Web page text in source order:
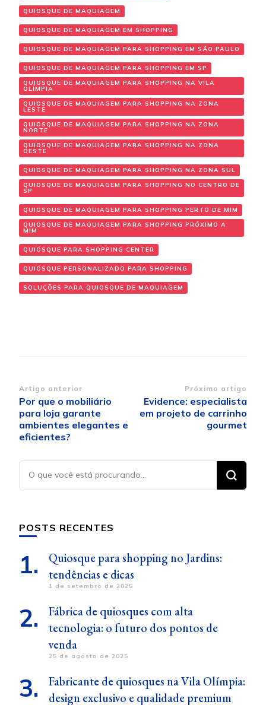
QUIOSQUE DE MAQUIAGEM
QUIOSQUE DE MAQUIAGEM EM SHOPPING
QUIOSQUE DE MAQUIAGEM PARA SHOPPING EM SÃO PAULO
QUIOSQUE DE MAQUIAGEM PARA SHOPPING EM SP
QUIOSQUE DE MAQUIAGEM PARA SHOPPING NA VILA
OLÍMPIA
QUIOSQUE DE MAQUIAGEM PARA SHOPPING NA ZONA
LESTE
QUIOSQUE DE MAQUIAGEM PARA SHOPPING NA ZONA
NORTE
QUIOSQUE DE MAQUIAGEM PARA SHOPPING NA ZONA
OESTE
QUIOSQUE DE MAQUIAGEM PARA SHOPPING NA ZONA SUL
QUIOSQUE DE MAQUIAGEM PARA SHOPPING NO CENTRO DE
SP
QUIOSQUE DE MAQUIAGEM PARA SHOPPING PERTO DE MIM
QUIOSQUE DE MAQUIAGEM PARA SHOPPING PRÓXIMO A
MIM
QUIOSQUE PARA SHOPPING CENTER
QUIOSQUE PERSONALIZADO PARA SHOPPING
SOLUÇÕES PARA QUIOSQUE DE MAQUIAGEM
Navegação
de
post
Artigo anterior
Por que o mobiliário
para loja garante
ambientes elegantes e
eficientes?
Próximo artigo
Evidence: especialista
em projeto de carrinho
gourmet
Procurando
algo?
POSTS RECENTES
Quiosque para shopping no Jardins:
tendências e dicas
1 de setembro de 2025
Fábrica de quiosques com alta
tecnologia: o futuro dos pontos de
venda
25 de agosto de 2025
Fabricante de quiosques na Vila Olímpia:
design exclusivo e qualidade premium